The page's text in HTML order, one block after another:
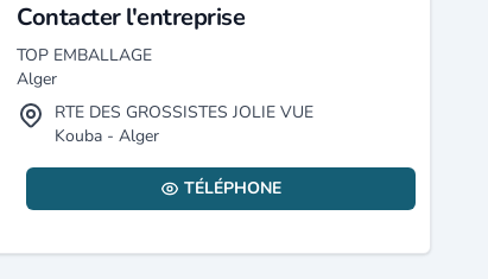
Contacter l'entreprise
TOP EMBALLAGE
Alger
RTE DES GROSSISTES JOLIE VUE
Kouba - Alger
TÉLÉPHONE